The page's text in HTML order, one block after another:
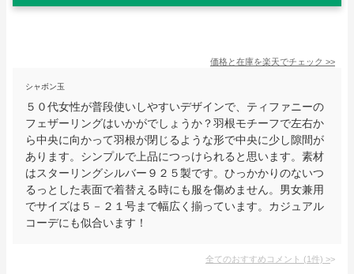
価格と在庫を楽天でチェック >>
シャボン玉
５０代女性が普段使いしやすいデザインで、ティファニーの
フェザーリングはいかがでしょうか？羽根モチーフで左右か
ら中央に向かって羽根が閉じるような形で中央に少し隙間が
あります。シンプルで上品につっけられると思います。素材
はスターリングシルバー９２５製です。ひっかかりのないつ
るっとした表面で着替える時にも服を傷めません。男女兼用
でサイズは５－２１号まで幅広く揃っています。カジュアル
コーデにも似合います！
全てのおすすめコメント (1件) >